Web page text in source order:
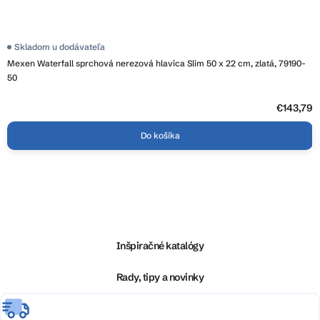
Mexen Waterfall sprchová nerezová hlavica Slim 50 x 22 cm, zlatá, 79190-
50
Skladom u dodávateľa
€143,79
Do košíka
e
Inšpiračné katalógy
Rady, tipy a novinky